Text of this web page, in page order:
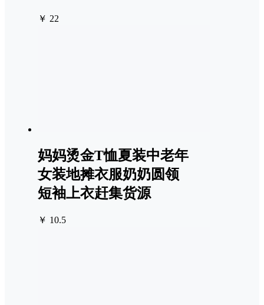
￥ 22
妈妈烫金T恤夏装中老年
女装地摊衣服奶奶圆领
短袖上衣赶集货源
￥ 10.5